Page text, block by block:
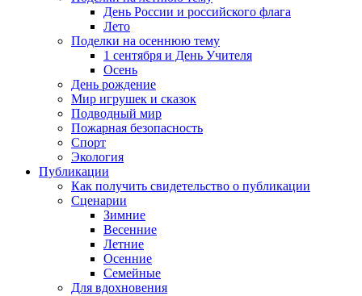
День России и российского флага
Лето
Поделки на осеннюю тему
1 сентября и День Учителя
Осень
День рождение
Мир игрушек и сказок
Подводный мир
Пожарная безопасность
Спорт
Экология
Публикации
Как получить свидетельство о публикации
Сценарии
Зимние
Весенние
Летние
Осенние
Семейные
Для вдохновения